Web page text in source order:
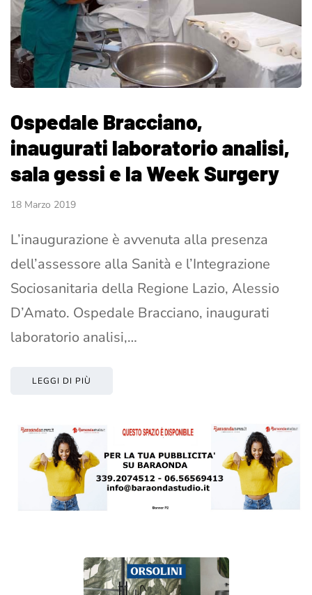
Ospedale Bracciano,
inaugurati laboratorio analisi,
sala gessi e la Week Surgery
18 Marzo 2019
L’inaugurazione è avvenuta alla presenza
dell’assessore alla Sanità e l’Integrazione
Sociosanitaria della Regione Lazio, Alessio
D’Amato. Ospedale Bracciano, inaugurati
laboratorio analisi,…
LEGGI DI PIÙ